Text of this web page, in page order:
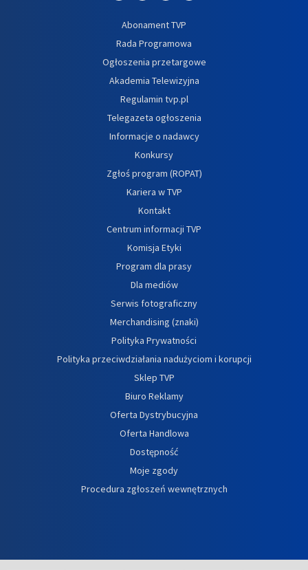
Abonament TVP
Rada Programowa
Ogłoszenia przetargowe
Akademia Telewizyjna
Regulamin tvp.pl
Telegazeta ogłoszenia
Informacje o nadawcy
Konkursy
Zgłoś program (ROPAT)
Kariera w TVP
Kontakt
Centrum informacji TVP
Komisja Etyki
Program dla prasy
Dla mediów
Serwis fotograficzny
Merchandising (znaki)
Polityka Prywatności
Polityka przeciwdziałania nadużyciom i korupcji
Sklep TVP
Biuro Reklamy
Oferta Dystrybucyjna
Oferta Handlowa
Dostępność
Moje zgody
Procedura zgłoszeń wewnętrznych